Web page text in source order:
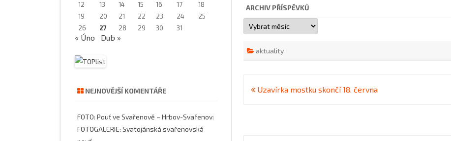
ARCHIV PŘÍSPĚVKŮ
Archiv
příspěvků
aktuality
Navigace
Uzavírka mostku skončí 18. června
12
13 14 15 16 17
18
19
20 21 22 23 24
25
26
27 28 29 30 31
« Úno Dub »
NEJNOVĚJŠÍ KOMENTÁŘE
FOTO: Pouť ve Svařenově – Hrbov-Svařenov:
FOTOGALERIE: Svatojánská svařenovská